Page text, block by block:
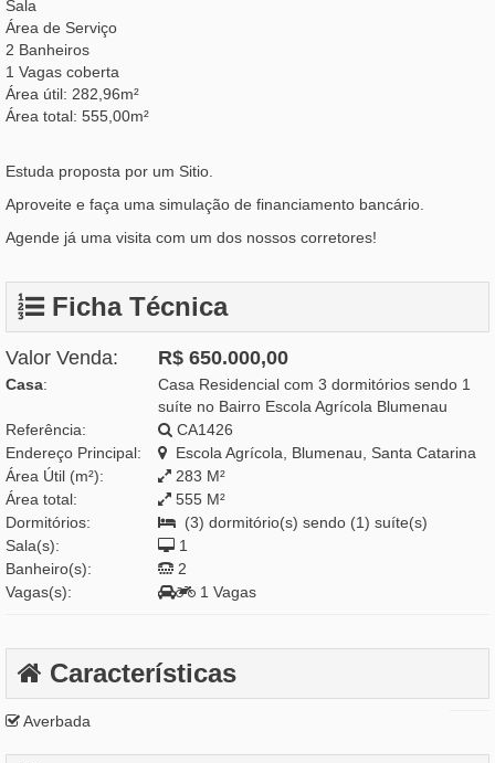
Sala
Área de Serviço
2 Banheiros
1 Vagas coberta
Área útil: 282,96m²
Área total: 555,00m²
Estuda proposta por um Sitio.
Aproveite e faça uma simulação de financiamento bancário.
Agende já uma visita com um dos nossos corretores!
Ficha Técnica
Valor Venda: R$ 650.000,00
Casa:
Casa Residencial com 3 dormitórios sendo 1
suíte no Bairro Escola Agrícola Blumenau
Referência:
CA1426
Endereço Principal:
Escola Agrícola, Blumenau, Santa Catarina
Área Útil (m²):
283 M²
Área total:
555 M²
Dormitórios:
(3) dormitório(s) sendo (1) suíte(s)
Sala(s):
1
Banheiro(s):
2
Vagas(s):
1 Vagas
Características
Averbada